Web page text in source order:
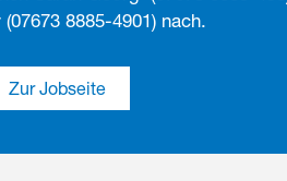
8885-4901) nach.
Zur Jobseite